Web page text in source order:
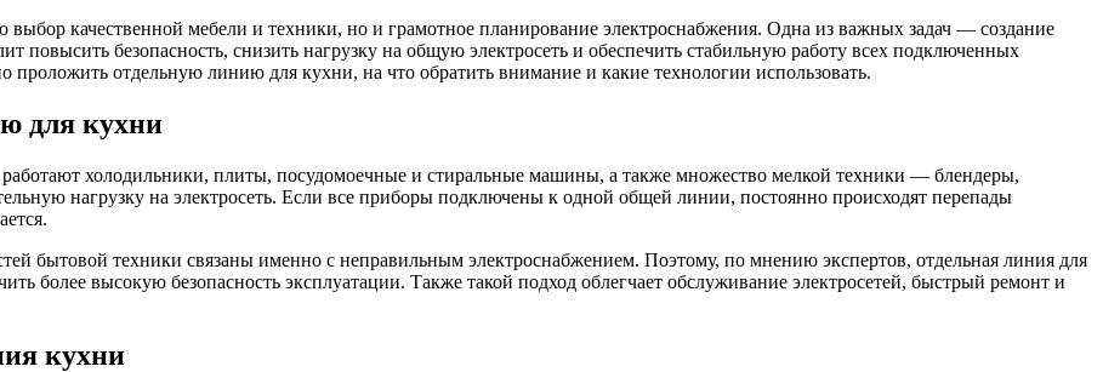
качественной мебели и техники, но и грамотное планирование электроснабжения. Одна из важных задач — создание
повысить безопасность, снизить нагрузку на общую электросеть и обеспечить стабильную работу всех подключенных
проложить отдельную линию для кухни, на что обратить внимание и какие технологии использовать.
для кухни
холодильники, плиты, посудомоечные и стиральные машины, а также множество мелкой техники — блендеры,
нагрузку на электросеть. Если все приборы подключены к одной общей линии, постоянно происходят перепады
бытовой техники связаны именно с неправильным электроснабжением. Поэтому, по мнению экспертов, отдельная линия для
более высокую безопасность эксплуатации. Также такой подход облегчает обслуживание электросетей, быстрый ремонт и
кухни